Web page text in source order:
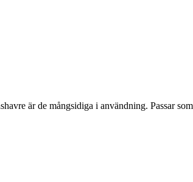
är de mångsidiga i användning. Passar